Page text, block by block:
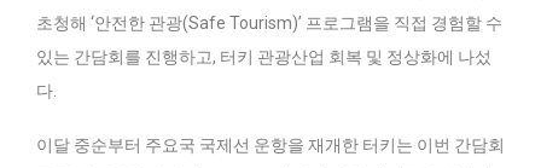
초청해 ‘안전한 관광(Safe Tourism)’ 프로그램을 직접 경험할 수
있는 간담회를 진행하고, 터키 관광산업 회복 및 정상화에 나섰
다.
이달 중순부터 주요국 국제선 운항을 재개한 터키는 이번 간담회